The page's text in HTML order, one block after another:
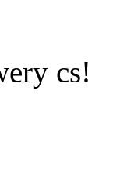
cs!